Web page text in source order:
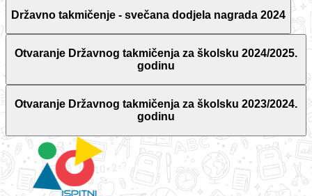
Državno takmičenje - svečana dodjela nagrada 2024
Otvaranje Državnog takmičenja za školsku 2024/2025.
godinu
Otvaranje Državnog takmičenja za školsku 2023/2024.
godinu